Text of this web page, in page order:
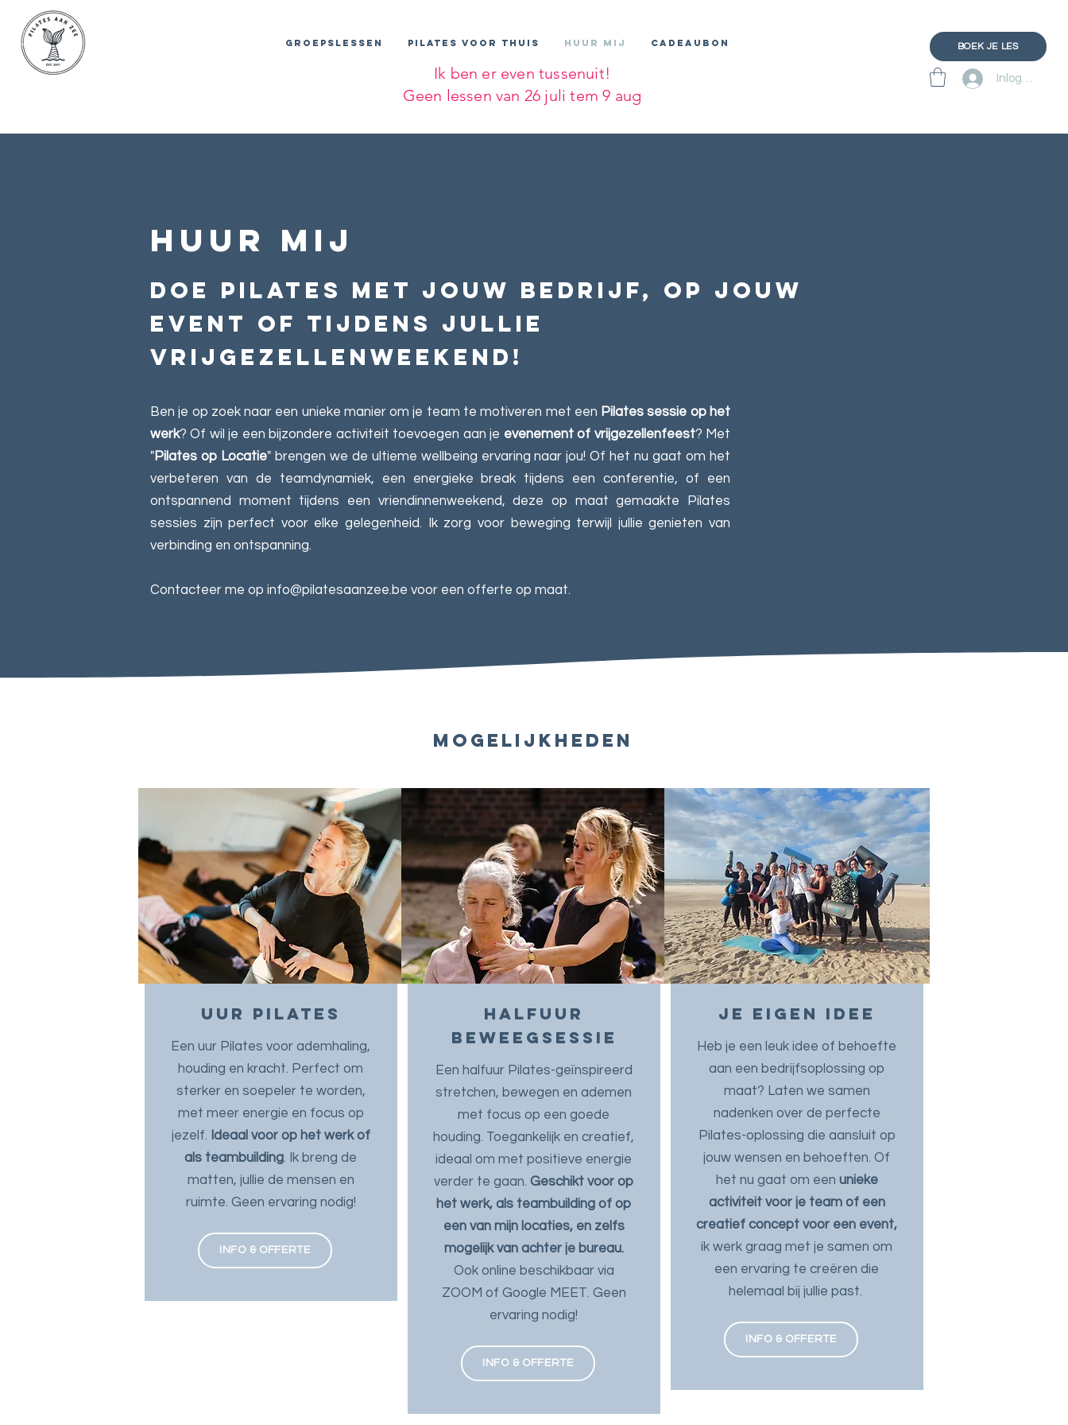
GROEPSLESSEN PILATES VOOR THUIS HUUR MIJ CADEAUBON
Ik ben er even tussenuit!
Geen lessen van 26 juli tem 9 aug
BOEK JE LES
Inloggen
HUUR MIJ
Doe Pilates met jouw bedrijf, op jouw
event of tijdens jullie
vrijgezellenweekend!
Ben je op zoek naar een unieke manier om je team te motiveren met een Pilates sessie op het
werk? Of wil je een bijzondere activiteit toevoegen aan je evenement of vrijgezellenfeest? Met
"Pilates op Locatie" brengen we de ultieme wellbeing ervaring naar jou! Of het nu gaat om het
verbeteren van de teamdynamiek, een energieke break tijdens een conferentie, of een
ontspannend moment tijdens een vriendinnenweekend, deze op maat gemaakte Pilates
sessies zijn perfect voor elke gelegenheid. Ik zorg voor beweging terwijl jullie genieten van
verbinding en ontspanning.
Contacteer me op info@pilatesaanzee.be voor een offerte op maat.
mogelijkheden
UUR pilates
Een uur Pilates voor ademhaling,
houding en kracht. Perfect om
sterker en soepeler te worden,
met meer energie en focus op
jezelf. Ideaal voor op het werk of
als teambuilding. Ik breng de
matten, jullie de mensen en
ruimte. Geen ervaring nodig!
INFO & OFFERTE
halfuur
beweegsessie
Een halfuur Pilates-geïnspireerd
stretchen, bewegen en ademen
met focus op een goede
houding. Toegankelijk en creatief,
ideaal om met positieve energie
verder te gaan. Geschikt voor op
het werk, als teambuilding of op
een van mijn locaties, en zelfs
mogelijk van achter je bureau.
Ook online beschikbaar via
ZOOM of Google MEET. Geen
ervaring nodig!
INFO & OFFERTE
Je eigen idee
Heb je een leuk idee of behoefte
aan een bedrijfsoplossing op
maat? Laten we samen
nadenken over de perfecte
Pilates-oplossing die aansluit op
jouw wensen en behoeften. Of
het nu gaat om een unieke
activiteit voor je team of een
creatief concept voor een event,
ik werk graag met je samen om
een ervaring te creëren die
helemaal bij jullie past.
INFO & OFFERTE